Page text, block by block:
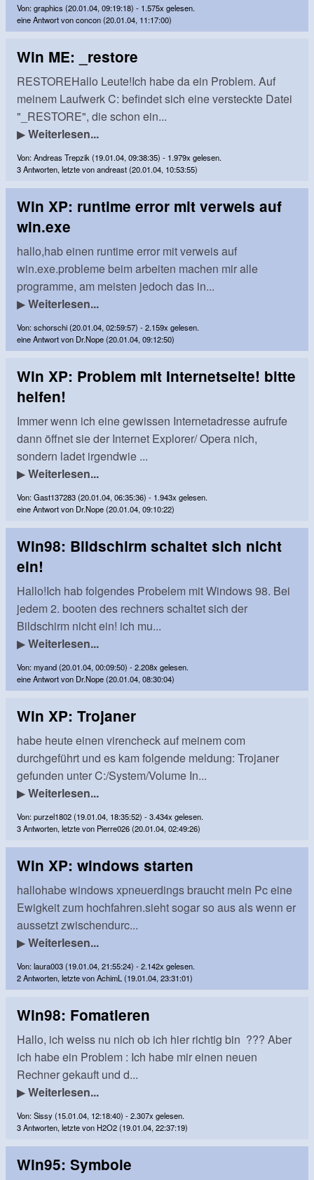
Von: graphics (20.01.04, 09:19:18) - 1.575x gelesen.
eine Antwort von concon (20.01.04, 11:17:00)
Win ME: _restore
RESTOREHallo Leute!Ich habe da ein Problem. Auf
meinem Laufwerk C: befindet sich eine versteckte Datei
"_RESTORE", die schon ein...
▶Weiterlesen...
Von: Andreas Trepzik (19.01.04, 09:38:35) - 1.979x gelesen.
3 Antworten, letzte von andreast (20.01.04, 10:53:55)
Win XP: runtime error mit verweis auf
win.exe
hallo,hab einen runtime error mit verweis auf
win.exe.probleme beim arbeiten machen mir alle
programme, am meisten jedoch das in...
▶Weiterlesen...
Von: schorschi (20.01.04, 02:59:57) - 2.159x gelesen.
eine Antwort von Dr.Nope (20.01.04, 09:12:50)
Win XP: Problem mit Internetseite! bitte
helfen!
Immer wenn ich eine gewissen Internetadresse aufrufe
dann öffnet sie der Internet Explorer/ Opera nich,
sondern ladet irgendwie ...
▶Weiterlesen...
Von: Gast137283 (20.01.04, 06:35:36) - 1.943x gelesen.
eine Antwort von Dr.Nope (20.01.04, 09:10:22)
Win98: Bildschirm schaltet sich nicht
ein!
Hallo!Ich hab folgendes Probelem mit Windows 98. Bei
jedem 2. booten des rechners schaltet sich der
Bildschirm nicht ein! ich mu...
▶Weiterlesen...
Von: myand (20.01.04, 00:09:50) - 2.208x gelesen.
eine Antwort von Dr.Nope (20.01.04, 08:30:04)
Win XP: Trojaner
habe heute einen virencheck auf meinem com
durchgeführt und es kam folgende meldung: Trojaner
gefunden unter C:/System/Volume In...
▶Weiterlesen...
Von: purzel1802 (19.01.04, 18:35:52) - 3.434x gelesen.
3 Antworten, letzte von Pierre026 (20.01.04, 02:49:26)
Win XP: windows starten
hallohabe windows xpneuerdings braucht mein Pc eine
Ewigkeit zum hochfahren.sieht sogar so aus als wenn er
aussetzt zwischendurc...
▶Weiterlesen...
Von: laura003 (19.01.04, 21:55:24) - 2.142x gelesen.
2 Antworten, letzte von AchimL (19.01.04, 23:31:01)
Win98: Fomatieren
Hallo, ich weiss nu nich ob ich hier richtig bin ??? Aber
ich habe ein Problem : Ich habe mir einen neuen
Rechner gekauft und d...
▶Weiterlesen...
Von: Sissy (15.01.04, 12:18:40) - 2.307x gelesen.
3 Antworten, letzte von H2O2 (19.01.04, 22:37:19)
Win95: Symbole